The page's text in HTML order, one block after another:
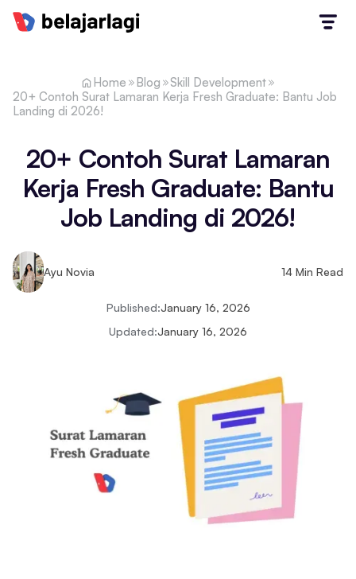
Home Blog
Skill Development
20+ Contoh Surat Lamaran Kerja Fresh Graduate: Bantu Job
Landing di 2026!
20+ Contoh Surat Lamaran
Kerja Fresh Graduate: Bantu
Job Landing di 2026!
Ayu Novia 14 Min Read
Published:January 16, 2026
Updated:January 16, 2026